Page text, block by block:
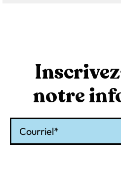
notre